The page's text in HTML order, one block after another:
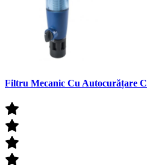
Filtru Mecanic Cu Autocurățare